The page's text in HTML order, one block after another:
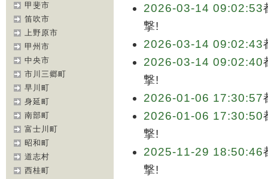
甲斐市
笛吹市
上野原市
甲州市
中央市
市川三郷町
早川町
身延町
南部町
富士川町
昭和町
道志村
西桂町
2026-03-14 09:02:53
撃!
2026-03-14 09:02:43
2026-03-14 09:02:40
撃!
2026-01-06 17:30:57
2026-01-06 17:30:50
撃!
2025-11-29 18:50:46
撃!